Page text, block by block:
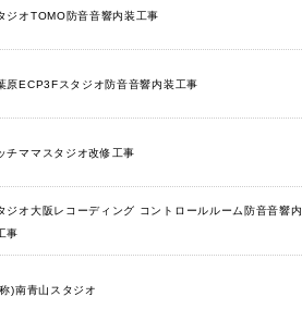
ジオTOMO防音音響内装工事
原ECP3Fスタジオ防音音響内装工事
チママスタジオ改修工事
ジオ大阪レコーディング コントロールルーム防音音響内
事
)南青山スタジオ